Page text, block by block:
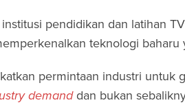
pendidikan dan latihan
teknologi
permintaan industri untuk
demanddan bukan